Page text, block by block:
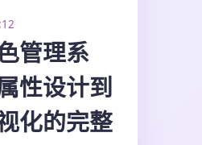
管理系
性设计到
化的完整